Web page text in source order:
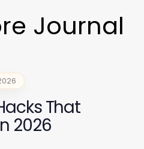
Journal
That
2026